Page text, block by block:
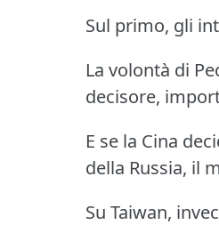
Sul primo, gli
La volontà di
decisore,
E se la Cina
della Russia, il
Su Taiwan,